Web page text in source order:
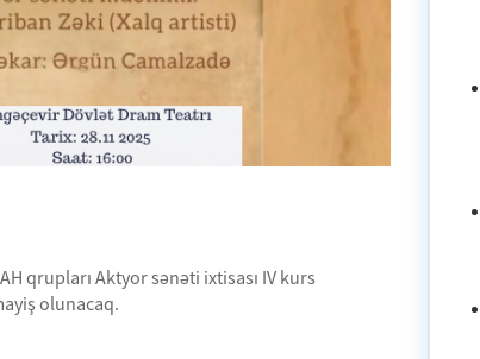
qrupları Aktyor sənəti ixtisası IV kurs
olunacaq.